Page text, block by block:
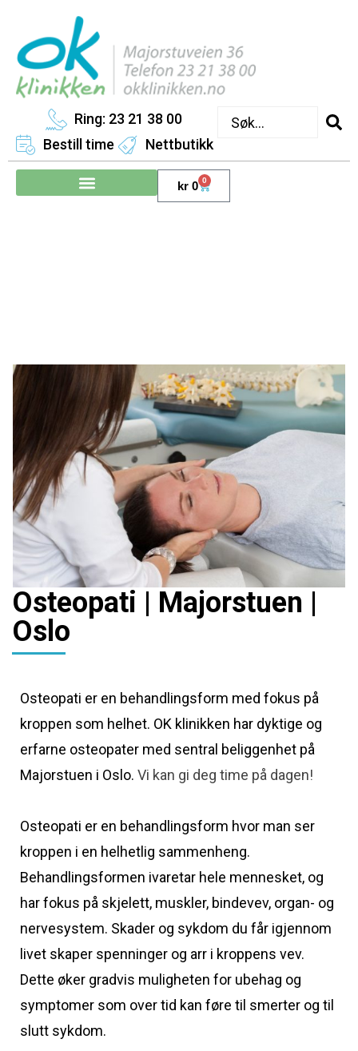
Ring: 23 21 38 00
Bestill time
Nettbutikk
kr 0 0
Osteopati | Majorstuen |
Oslo
Osteopati er en behandlingsform med fokus på
kroppen som helhet. OK klinikken har dyktige og
erfarne osteopater med sentral beliggenhet på
Majorstuen i Oslo. Vi kan gi deg time på dagen!
Osteopati er en behandlingsform hvor man ser
kroppen i en helhetlig sammenheng.
Behandlingsformen ivaretar hele mennesket, og
har fokus på skjelett, muskler, bindevev, organ- og
nervesystem. Skader og sykdom du får igjennom
livet skaper spenninger og arr i kroppens vev.
Dette øker gradvis muligheten for ubehag og
symptomer som over tid kan føre til smerter og til
slutt sykdom.